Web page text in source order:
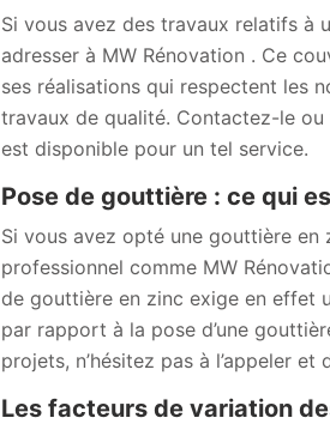
Si vous avez des travaux relatifs à
adresser à MW Rénovation . Ce
ses réalisations qui respectent les
travaux de qualité. Contactez-le
est disponible pour un tel service.
Pose de gouttière : ce qui
Si vous avez opté une gouttière
professionnel comme MW
de gouttière en zinc exige en effet
par rapport à la pose d’une
projets, n’hésitez pas à l’appeler
Les facteurs de variation